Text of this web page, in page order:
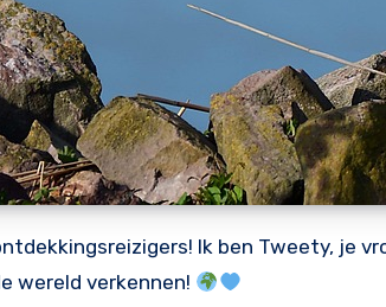
Ik ben Tweety, je
wereld verkennen!